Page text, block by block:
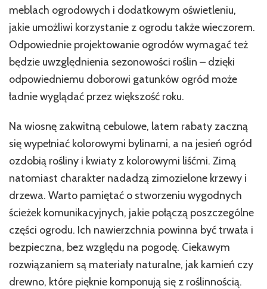
meblach ogrodowych i dodatkowym oświetleniu,
jakie umożliwi korzystanie z ogrodu także wieczorem.
Odpowiednie projektowanie ogrodów wymagać też
będzie uwzględnienia sezonowości roślin – dzięki
odpowiedniemu doborowi gatunków ogród może
ładnie wyglądać przez większość roku.
Na wiosnę zakwitną cebulowe, latem rabaty zaczną
się wypełniać kolorowymi bylinami, a na jesień ogród
ozdobią rośliny i kwiaty z kolorowymi liśćmi. Zimą
natomiast charakter nadadzą zimozielone krzewy i
drzewa. Warto pamiętać o stworzeniu wygodnych
ścieżek komunikacyjnych, jakie połączą poszczególne
części ogrodu. Ich nawierzchnia powinna być trwała i
bezpieczna, bez względu na pogodę. Ciekawym
rozwiązaniem są materiały naturalne, jak kamień czy
drewno, które pięknie komponują się z roślinnością.